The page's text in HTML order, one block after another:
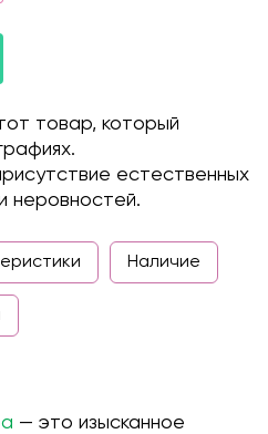
товар, который
естественных
неровностей.
Наличие
— это изысканное